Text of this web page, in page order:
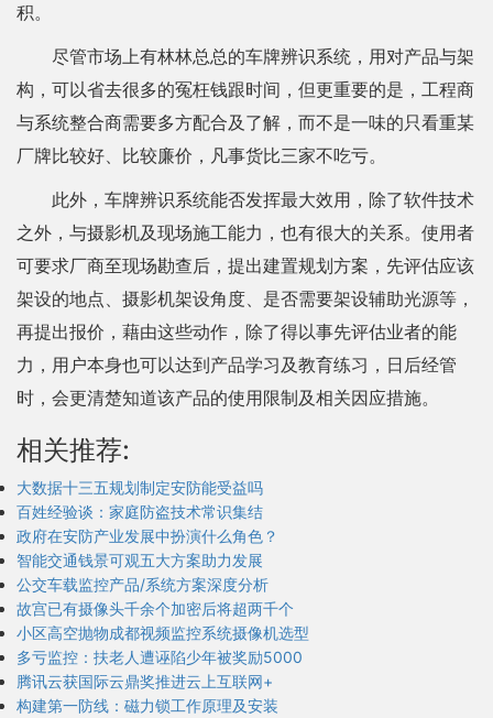
积。
尽管市场上有林林总总的车牌辨识系统，用对产品与架
构，可以省去很多的冤枉钱跟时间，但更重要的是，工程商
与系统整合商需要多方配合及了解，而不是一味的只看重某
厂牌比较好、比较廉价，凡事货比三家不吃亏。
此外，车牌辨识系统能否发挥最大效用，除了软件技术
之外，与摄影机及现场施工能力，也有很大的关系。使用者
可要求厂商至现场勘查后，提出建置规划方案，先评估应该
架设的地点、摄影机架设角度、是否需要架设辅助光源等，
再提出报价，藉由这些动作，除了得以事先评估业者的能
力，用户本身也可以达到产品学习及教育练习，日后经管
时，会更清楚知道该产品的使用限制及相关因应措施。
相关推荐:
大数据十三五规划制定安防能受益吗
百姓经验谈：家庭防盗技术常识集结
政府在安防产业发展中扮演什么角色？
智能交通钱景可观五大方案助力发展
公交车载监控产品/系统方案深度分析
故宫已有摄像头千余个加密后将超两千个
小区高空抛物成都视频监控系统摄像机选型
多亏监控：扶老人遭诬陷少年被奖励5000
腾讯云获国际云鼎奖推进云上互联网+
构建第一防线：磁力锁工作原理及安装